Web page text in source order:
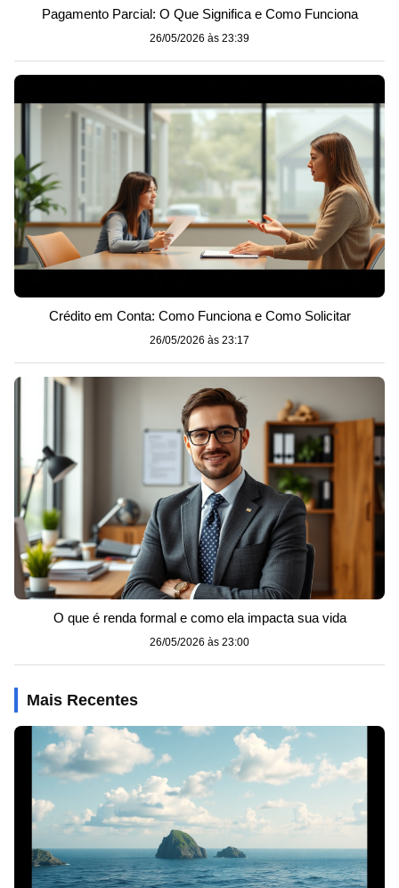
Pagamento Parcial: O Que Significa e Como Funciona
26/05/2026 às 23:39
Crédito em Conta: Como Funciona e Como Solicitar
26/05/2026 às 23:17
O que é renda formal e como ela impacta sua vida
26/05/2026 às 23:00
Mais Recentes